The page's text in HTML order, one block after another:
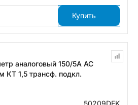
Купить
аналоговый 150/5А AC
КТ 1,5 трансф. подкл.
50209DEK